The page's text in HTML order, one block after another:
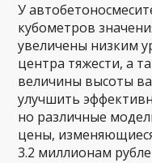
У
кубометров
увеличены низким
центра тяжести, а
величины высоты
улучшить
но различные
цены,
3.2 миллионам